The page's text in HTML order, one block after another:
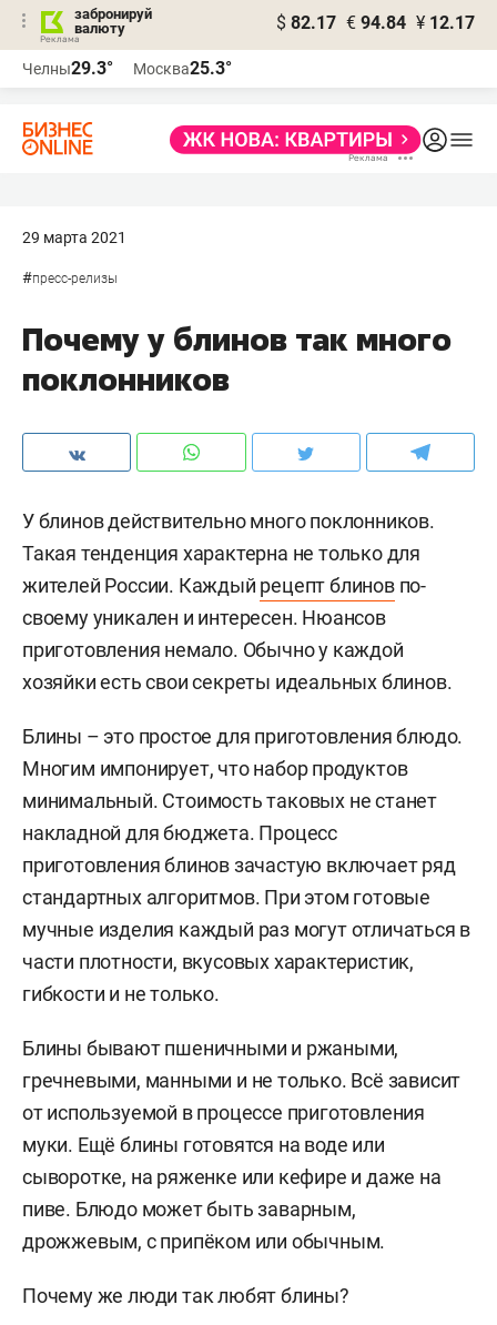
забронируй
валюту
$ 82.17 € 94.84 ¥ 12.17
Челны29.3° Москва25.3°
29 марта 2021
#пресс-релизы
Почему у блинов так много
поклонников
У блинов действительно много поклонников.
Такая тенденция характерна не только для
жителей России. Каждый рецепт блиновпо-
своему уникален и интересен. Нюансов
приготовления немало. Обычно у каждой
хозяйки есть свои секреты идеальных блинов.
Блины – это простое для приготовления блюдо.
Многим импонирует, что набор продуктов
минимальный. Стоимость таковых не станет
накладной для бюджета. Процесс
приготовления блинов зачастую включает ряд
стандартных алгоритмов. При этом готовые
мучные изделия каждый раз могут отличаться в
части плотности, вкусовых характеристик,
гибкости и не только.
Блины бывают пшеничными и ржаными,
гречневыми, манными и не только. Всё зависит
от используемой в процессе приготовления
муки. Ещё блины готовятся на воде или
сыворотке, на ряженке или кефире и даже на
пиве. Блюдо может быть заварным,
дрожжевым, с припёком или обычным.
Почему же люди так любят блины?